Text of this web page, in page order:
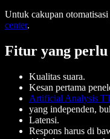
Untuk cakupan
center.
Fitur yang
Kualitas suara.
Kesan pertama
Artificial Analysis
yang independen,
Latensi.
Respons harus di